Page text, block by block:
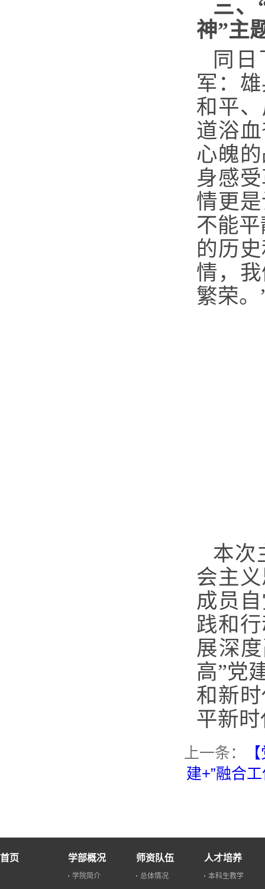
三、
神”主
同
军：
和平
道浴
心魄
身感
情更
不能
的历
情，
繁荣。
本次
会主
成员
践和
展深
高”党
和新
平新
上一条：
建+”融合
首页 学部概况
学院简介
师资队伍
总体情况
人才培养
本科生教学